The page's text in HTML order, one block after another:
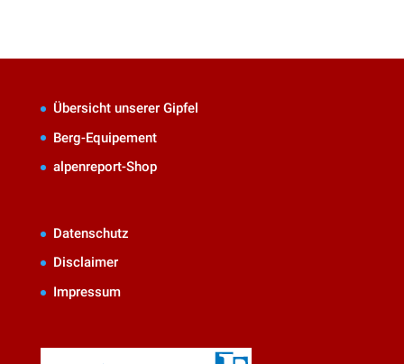
Übersicht unserer Gipfel
Berg-Equipement
alpenreport-Shop
Datenschutz
Disclaimer
Impressum